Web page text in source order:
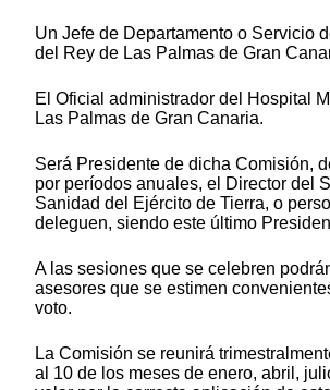
Un Jefe de Departamento o Servicio
del Rey de Las Palmas de Gran
El Oficial administrador del Hospital
Las Palmas de Gran Canaria.
Será Presidente de dicha Comisión,
por períodos anuales, el Director del
Sanidad del Ejército de Tierra, o
deleguen, siendo este último
A las sesiones que se celebren
asesores que se estimen
voto.
La Comisión se reunirá
al 10 de los meses de enero, abril,